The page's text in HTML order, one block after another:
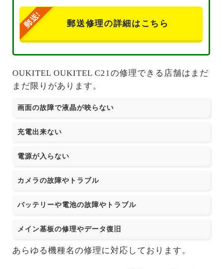
郵送修理の詳細はこちら
OUKITEL OUKITEL C21の修理できる店舗はまだ
まだ限りがあります。
画面の故障で液晶が映らない
充電出来ない
電源が入らない
カメラの故障やトラブル
バッテリーや電池の故障やトラブル
メイン基板の修理やデータ復旧
あらゆる機種名の修理に対応しております。